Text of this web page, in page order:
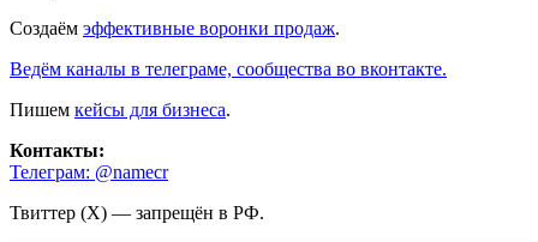
Создаём эффективные воронки продаж.
Ведём каналы в телеграме, сообщества во вконтакте.
Пишем кейсы для бизнеса.
Контакты:
Телеграм: @namecr
Твиттер (Х) — запрещён в РФ.